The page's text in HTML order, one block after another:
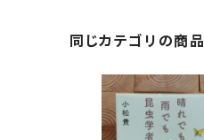
同じカテゴリの商品